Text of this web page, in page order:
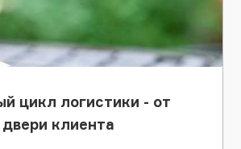
цикл логистики - от
клиента